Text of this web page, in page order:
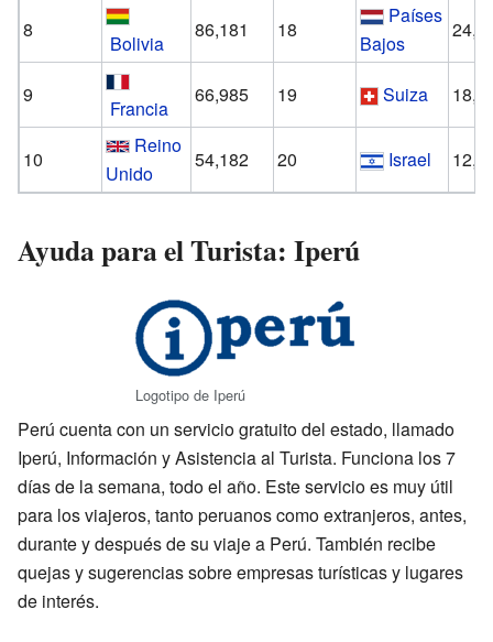
8
Bolivia
86,181 18
Países
Bajos
9
Francia
66,985 19 Suiza
10
Reino
Unido
54,182 20 Israel
Ayuda para el Turista: Iperú
Logotipo de Iperú
Perú cuenta con un servicio gratuito del estado, llamado
Iperú, Información y Asistencia al Turista. Funciona los 7
días de la semana, todo el año. Este servicio es muy útil
para los viajeros, tanto peruanos como extranjeros, antes,
durante y después de su viaje a Perú. También recibe
quejas y sugerencias sobre empresas turísticas y lugares
de interés.